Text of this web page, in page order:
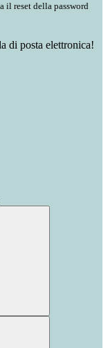
il reset della password
di posta elettronica!